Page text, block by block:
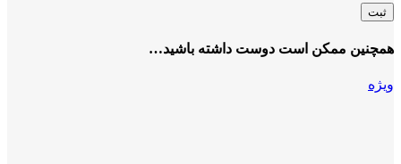
همچنین ممکن است دوست داشته باشید…
ویژه